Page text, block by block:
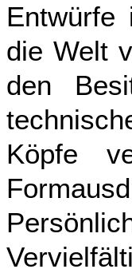
Entwürfe
die Welt
den
Köpfe